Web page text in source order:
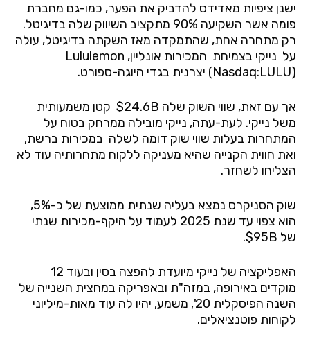
ישנן ציפיות מאדידס להדביק את הפער, כמו-גם מחברת
פומה אשר השקיעה 90% מתקציב השיווק שלה בדיגיטל.
רק מתחרה אחת, שהתמקדה מאז השקתה בדיגיטל, עולה
על נייקי בצמיחת
המכירות אונליין, Lululemon
(Nasdaq:LULU) יצרנית בגדי היוגה-ספורט.
אך עם זאת, שווי השוק שלה 24.6B$
קטן משמעותית
משל נייקי. לעת-עתה, נייקי מובילה ממרחק בטוח על
המתחרות בעלות שווי שוק דומה לשלה במכירות ברשת,
ואת חווית הקנייה שהיא מעניקה ללקוח מתחרותיה עוד לא
הצליחו לשחזר.
שוק הסניקרס נמצא בעליה שנתית ממוצעת של כ-5%,
הוא צפוי עד שנת 2025 לעמוד על היקף-מכירות שנתי
של 95B$.
האפליקציה של נייקי מיועדת להפצה בסין ובעוד 12
מוקדים באירופה, במזה"ת ובאפריקה במחצית השנייה של
השנה הפיסקלית 20', משמע, יהיו לה עוד מאות-מיליוני
לקוחות פוטנציאלים.